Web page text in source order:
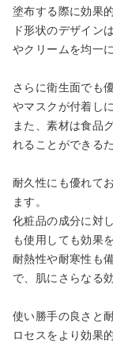
塗布する際に効果
ド形状のデザイン
やクリームを均一
さらに衛生面でも
やマスクが付着し
また、素材は食品
れることができる
耐久性にも優れて
ます。
化粧品の成分に対
も使用しても効果
耐熱性や耐寒性も
で、肌にさらなる
使い勝手の良さと
ロセスをより効果